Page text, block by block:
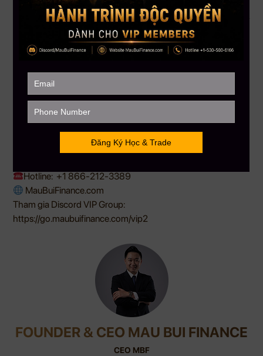
Đăng ký ngay hôm nay để giữ chỗ
Nếu bạn đã sẵn sàng đầu tư một cách thông minh và có
——————–
MAU BUI FINANCE – Với sứ mệnh giúp hàng triệu người Việt
Hotline: +1 866-212-3389
MauBuiFinance.com
Tham gia Discord VIP Group:
https://go.maubuifinance.com/vip2
FOUNDER & CEO MAU BUI FINANCE
CEO MBF